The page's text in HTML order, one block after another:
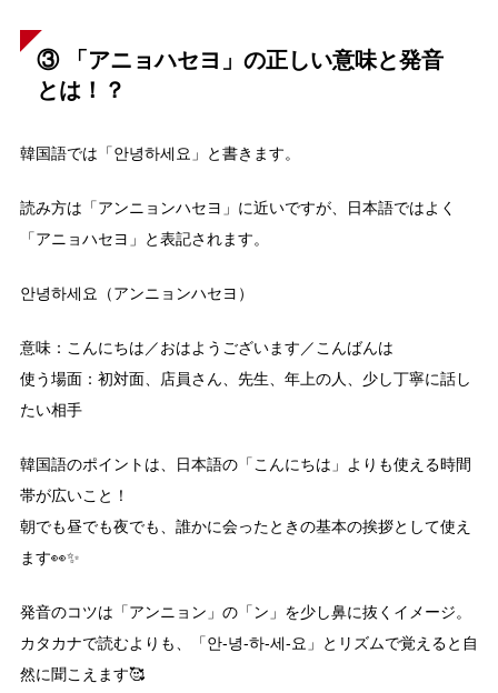
③
「アニョハセヨ」の正しい意味と発音
とは！？
韓国語では「안녕하세요」と書きます。
読み方は「アンニョンハセヨ」に近いですが、日本語ではよく
「アニョハセヨ」と表記されます。
안녕하세요（アンニョンハセヨ）
意味：こんにちは／おはようございます／こんばんは
使う場面：初対面、店員さん、先生、年上の人、少し丁寧に話し
たい相手
韓国語のポイントは、日本語の「こんにちは」よりも使える時間
帯が広いこと！
朝でも昼でも夜でも、誰かに会ったときの基本の挨拶として使え
ます👀✨
発音のコツは「アンニョン」の「ン」を少し鼻に抜くイメージ。
カタカナで読むよりも、「안-녕-하-세-요」とリズムで覚えると自
然に聞こえます🥰